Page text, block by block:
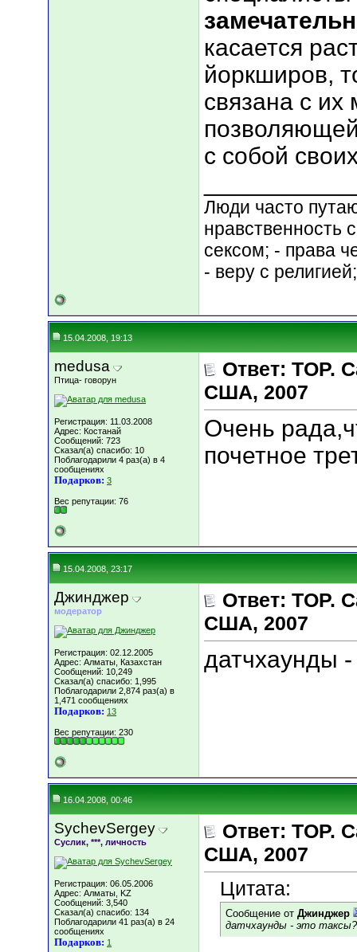
касается
йоркширов,
связана с
с собой
Люди часто
нравственность
сексом; - права
- веру с
15.04.2008, 19:13
medusa
Птица- говорун
Регистрация: 11.03.2008
Адрес: Костанай
Сообщений: 723
Сказал(а) спасибо: 10
Поблагодарили 4 раз(а) в 4
сообщениях
Подарков: 3
Вес репутации: 76
Ответ: TOP.
США, 2007
Очень
почетное
15.04.2008, 23:17
Джинджер
модератор
Регистрация: 02.12.2005
Адрес: Алматы, Казахстан
Сообщений: 10,249
Сказал(а) спасибо: 1,995
Поблагодарили 2,874 раз(а) в
1,471 сообщениях
Подарков: 13
Вес репутации: 230
Ответ: TOP.
США, 2007
датчхаунды -
16.04.2008, 00:46
SychevSergey
Суслик, ***, личность
Регистрация: 06.05.2006
Адрес: Алматы, KZ
Сообщений: 3,540
Сказал(а) спасибо: 134
Поблагодарили 41 раз(а) в 24
сообщениях
Подарков: 1
Ответ: TOP.
США, 2007
Цитата:
Сообщение от Джинджер
датчхаунды - это таксы?